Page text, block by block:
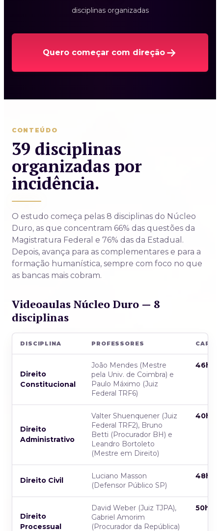
disciplinas organizadas
Quero começar com direção
CONTEÚDO
39 disciplinas
organizadas por
incidência.
O estudo começa pelas 8 disciplinas do Núcleo
Duro, as que concentram 66% das questões da
Magistratura Federal e 76% das da Estadual.
Depois, avança para as complementares e para a
formação humanística, sempre com foco no que
as bancas mais cobram.
Videoaulas Núcleo Duro — 8
disciplinas
DISCIPLINA PROFESSORES CARGA
Direito
Constitucional
João Mendes (Mestre
pela Univ. de Coimbra) e
Paulo Máximo (Juiz
Federal TRF6)
46h
Direito
Administrativo
Valter Shuenquener (Juiz
Federal TRF2), Bruno
Betti (Procurador BH) e
Leandro Bortoleto
(Mestre em Direito)
40h
Direito Civil
Luciano Masson
(Defensor Público SP)
48h
Direito
Processual
David Weber (Juiz TJPA),
Gabriel Amorim
(Procurador da República)
50h